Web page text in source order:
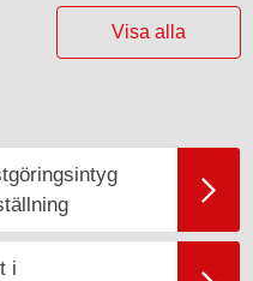
Visa alla
i